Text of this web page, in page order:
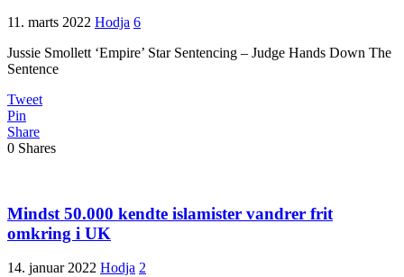
11. marts 2022 Hodja 6
Jussie Smollett ‘Empire’ Star Sentencing – Judge Hands Down The
Sentence
Tweet
Pin
Share
0 Shares
Mindst 50.000 kendte islamister vandrer frit
omkring i UK
14. januar 2022 Hodja 2